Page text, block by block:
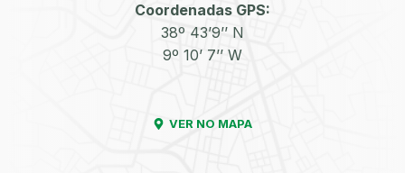
Coordenadas GPS:
38º 43’9’’ N
9º 10’ 7’’ W
VER NO MAPA